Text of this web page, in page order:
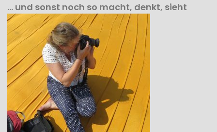
… und sonst noch so macht, denkt, sieht